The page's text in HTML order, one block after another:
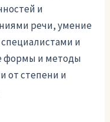
и
речи, умение
и
формы и методы
от степени и